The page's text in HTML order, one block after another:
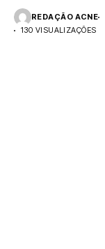
REDAÇÃO ACNE
130 VISUALIZAÇÕES